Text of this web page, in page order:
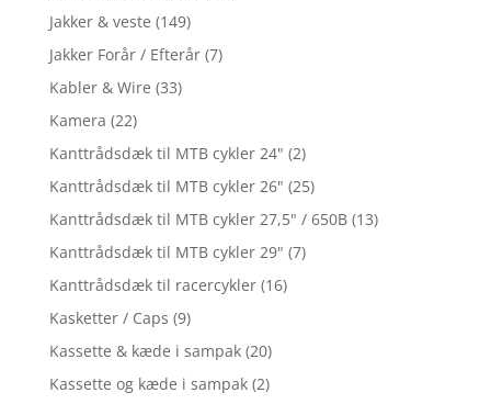
Jakker & veste (149)
Jakker Forår / Efterår (7)
Kabler & Wire (33)
Kamera (22)
Kanttrådsdæk til MTB cykler 24" (2)
Kanttrådsdæk til MTB cykler 26" (25)
Kanttrådsdæk til MTB cykler 27,5" / 650B (13)
Kanttrådsdæk til MTB cykler 29" (7)
Kanttrådsdæk til racercykler (16)
Kasketter / Caps (9)
Kassette & kæde i sampak (20)
Kassette og kæde i sampak (2)